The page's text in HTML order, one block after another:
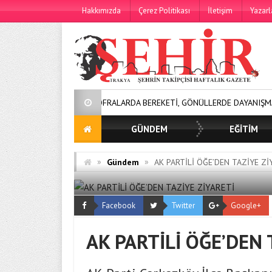
Hakkımızda Çerez Politikası İletişim
SOFRALARDA BEREKETİ, GÖNÜLLERDE DAYANIŞMAYI
GÜNDEM EĞİTİM
» Gündem » AK PARTİLİ ÖĞE’DEN TAZİYE
Facebook Twitter Google+
AK PARTİLİ